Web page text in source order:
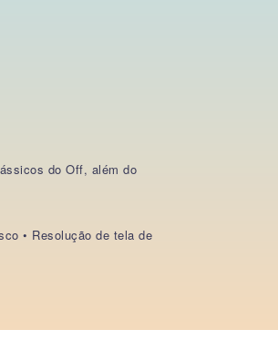
do Off, além do
• Resolução de tela de